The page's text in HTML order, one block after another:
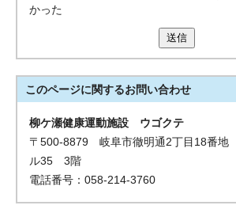
かった
送信
このページに関するお問い合わせ
柳ケ瀬健康運動施設 ウゴクテ
〒500-8879 岐阜市徹明通2丁目18番地
ル35 3階
電話番号：058-214-3760